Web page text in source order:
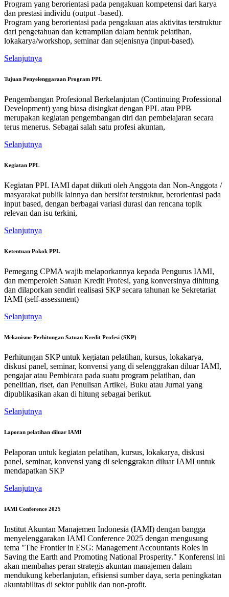
Program yang berorientasi pada pengakuan kompetensi dari karya
dan prestasi individu (output -based).
Program yang berorientasi pada pengakuan atas aktivitas terstruktur
dari pengetahuan dan ketrampilan dalam bentuk pelatihan,
lokakarya/workshop, seminar dan sejenisnya (input-based).
Selanjutnya
Tujuan Penyelenggaraan Program PPL
Pengembangan Profesional Berkelanjutan (Continuing Professional
Development) yang biasa disingkat dengan PPL atau PPB
merupakan kegiatan pengembangan diri dan pembelajaran secara
terus menerus. Sebagai salah satu profesi akuntan,
Selanjutnya
Kegiatan PPL
Kegiatan PPL IAMI dapat diikuti oleh Anggota dan Non-Anggota /
masyarakat publik lainnya dan bersifat terstruktur, berorientasi pada
input based, dengan berbagai variasi durasi dan rencana topik
relevan dan isu terkini,
Selanjutnya
Ketentuan Pokok PPL
Pemegang CPMA wajib melaporkannya kepada Pengurus IAMI,
dan memperoleh Satuan Kredit Profesi, yang konversinya dihitung
dan dilaporkan sendiri realisasi SKP secara tahunan ke Sekretariat
IAMI (self-assessment)
Selanjutnya
Mekanisme Perhitungan Satuan Kredit Profesi (SKP)
Perhitungan SKP untuk kegiatan pelatihan, kursus, lokakarya,
diskusi panel, seminar, konvensi yang di selenggrakan diluar IAMI,
pengajar atau Pembicara pada suatu program pelatihan, dan
penelitian, riset, dan Penulisan Artikel, Buku atau Jurnal yang
dipublikasikan akan di hitung sebagai berikut.
Selanjutnya
Laporan pelatihan diluar IAMI
Pelaporan untuk kegiatan pelatihan, kursus, lokakarya, diskusi
panel, seminar, konvensi yang di selenggrakan diluar IAMI untuk
mendapatkan SKP
Selanjutnya
IAMI Conference 2025
Institut Akuntan Manajemen Indonesia (IAMI) dengan bangga
menyelenggarakan IAMI Conference 2025 dengan mengusung
tema "The Frontier in ESG: Management Accountants Roles in
Saving the Earth and Promoting National Prosperity." Konferensi ini
akan membahas peran strategis akuntan manajemen dalam
mendukung keberlanjutan, efisiensi sumber daya, serta peningkatan
akuntabilitas di sektor publik dan non-profit.